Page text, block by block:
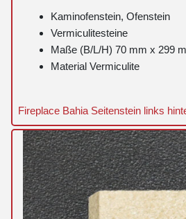
Kaminofenstein, Ofenstein
Vermiculitesteine
Maße (B/L/H) 70 mm x 299
Material Vermiculite
Fireplace Bahia Seitenstein links